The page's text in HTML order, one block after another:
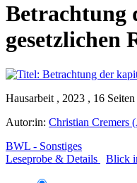
Betrachtung
gesetzlichen
Hausarbeit , 2023 , 16
Autor:in: Christian Cremers
BWL - Sonstiges
Leseprobe & Details
Blick